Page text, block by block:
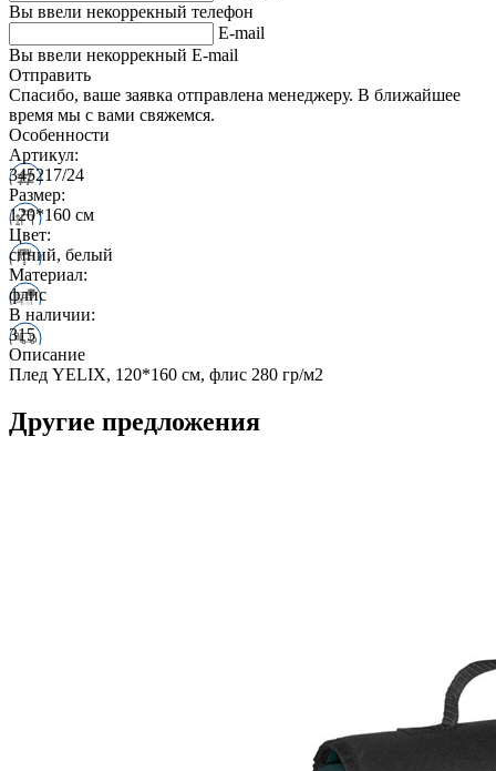
Вы ввели некоррекный телефон
E-mail
Вы ввели некоррекный E-mail
Отправить
Спасибо, ваше заявка отправлена менеджеру. В ближайшее
время мы с вами свяжемся.
Особенности
Артикул:
345217/24
Размер:
120*160 см
Цвет:
синий, белый
Материал:
флис
В наличии:
315
Описание
Плед YELIX, 120*160 см, флис 280 гр/м2
Другие предложения